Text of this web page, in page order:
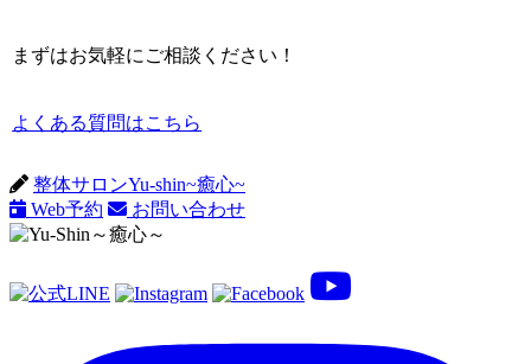
まずはお気軽にご相談ください！
よくある質問はこちら
整体サロンYu-shin~癒心~
Web予約
お問い合わせ